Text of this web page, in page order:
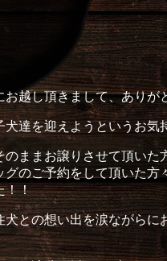
越し頂きまして、ありが
達を迎えようというお
ままお譲りさせて頂い
グのご予約をして頂いた
！！
犬との想い出を涙ながら